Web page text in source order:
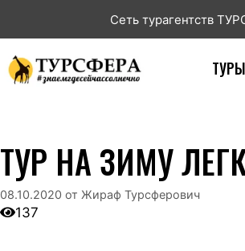
Сеть турагентств
ТУРЫ
ТУР НА ЗИМУ
08.10.2020 от Жираф Турсферович
137